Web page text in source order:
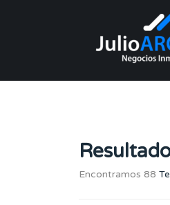
Encontramos 88